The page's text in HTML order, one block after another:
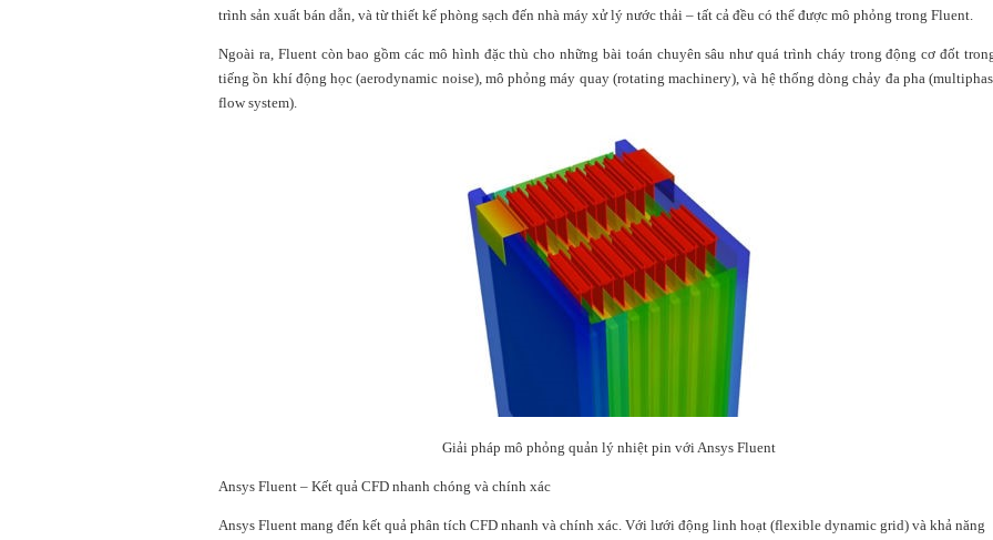
trình sản xuất bán dẫn, và từ thiết kế phòng sạch đến nhà máy xử lý nước thải – tất cả đều có thể được mô phỏng trong Fluent.
Ngoài ra, Fluent còn bao gồm các mô hình đặc thù cho những bài toán chuyên sâu như quá trình cháy trong động cơ đốt
tiếng ồn khí động học (aerodynamic noise), mô phỏng máy quay (rotating machinery), và hệ thống dòng chảy đa pha
flow system).
Giải pháp mô phỏng quản lý nhiệt pin với Ansys Fluent
Ansys Fluent – Kết quả CFD nhanh chóng và chính xác
Ansys Fluent mang đến kết quả phân tích CFD nhanh và chính xác. Với lưới động linh hoạt (flexible dynamic grid) và khả năng